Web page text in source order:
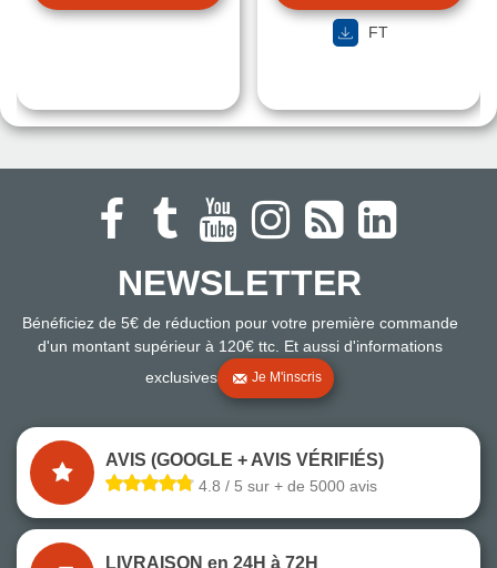
FT
NEWSLETTER
Bénéficiez de 5€ de réduction pour votre première commande
d'un montant supérieur à 120€ ttc. Et aussi d'informations
exclusives
Je M'inscris
AVIS (GOOGLE + AVIS VÉRIFIÉS)
4.8 / 5 sur + de 5000 avis
LIVRAISON en 24H à 72H